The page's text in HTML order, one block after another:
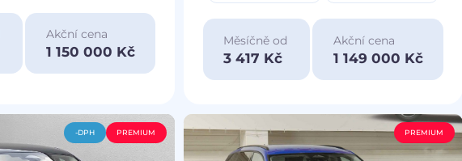
Akční cena
1 150 000 Kč
Měsíčně od
3 417 Kč
Akční cena
1 149 000 Kč
-DPH PREMIUM PREMIUM